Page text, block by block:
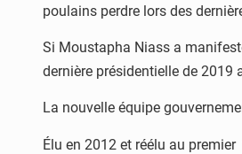
poulains perdre lors des
Si Moustapha Niass a
dernière présidentielle de
La nouvelle équipe
Élu en 2012 et réélu au